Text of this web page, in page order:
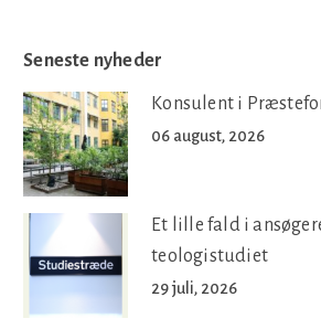
Seneste nyheder
Konsulent i
06 august, 2026
Et lille fald i
teologistudiet
29 juli, 2026